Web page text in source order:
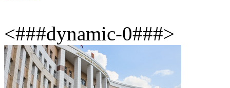
<###dynamic-0###>